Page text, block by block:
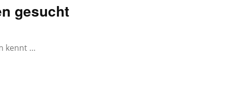
gesucht
kennt …